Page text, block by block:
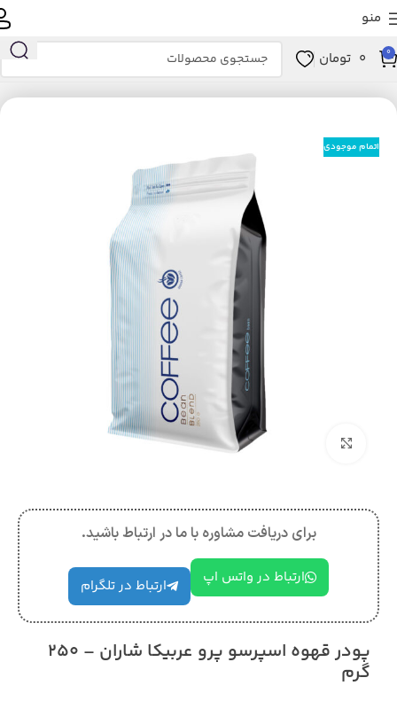
منو
0
0 تومان
خانه کالاهای سوپرمارکتی نوشیدنی‌های گرم
اتمام موجودی
بزرگنمایی تصویر
برای دریافت مشاوره با ما در ارتباط باشید.
ارتباط در واتس اپ ارتباط در تلگرام
پودر قهوه اسپرسو پرو عربیکا شاران – 250
گرم